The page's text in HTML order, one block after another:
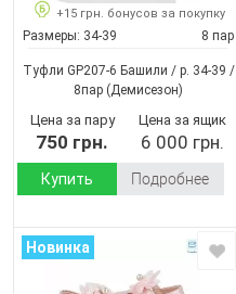
+15 грн. бонусов за покупку
Размеры: 34-39 8 пар
Туфли GP207-6 Башили / p. 34-39 /
8пар (Демисезон)
Цена за пару
750 грн.
Цена за ящик
6 000 грн.
Купить Подробнее
Новинка